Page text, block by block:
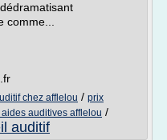
chez afflelou / prix
auditives afflelou /
auditif